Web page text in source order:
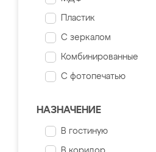
Пластик
С зеркалом
Комбинированные
С фотопечатью
НАЗНАЧЕНИЕ
В гостиную